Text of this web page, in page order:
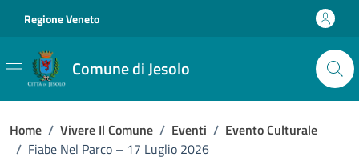
Regione Veneto
Comune di Jesolo
Home / Vivere Il Comune / Eventi / Evento Culturale
/ Fiabe Nel Parco – 17 Luglio 2026